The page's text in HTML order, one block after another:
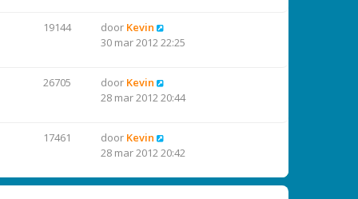
19144 door Kevin
30 mar 2012 22:25
26705 door Kevin
28 mar 2012 20:44
17461 door Kevin
28 mar 2012 20:42